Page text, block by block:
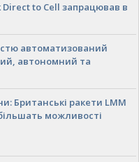
Direct to Cell запрацював в
автоматизований
автономний та
Британські ракети LMM
можливості